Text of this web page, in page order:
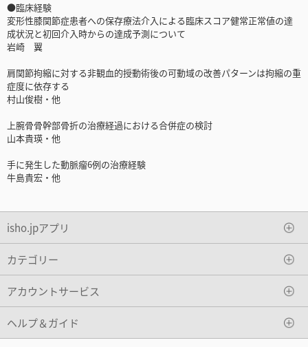
●臨床経験
変形性膝関節症患者への保存療法介入による臨床スコア健常正常値の達
成状況と初回介入時からの達成予測について
岩崎 翼
肩関節拘縮に対する非観血的授動術後の可動域の改善パターンは拘縮の重
症度に依存する
村山俊樹・他
上腕骨骨幹部骨折の治療経過における合併症の検討
山本貴瑛・他
手に発生した動脈瘤6例の治療経験
牛島貴宏・他
isho.jpアプリ
カテゴリー
アカウントサービス
ヘルプ＆ガイド